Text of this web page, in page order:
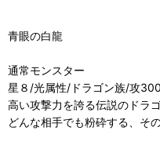
青眼の白龍
通常モンスター
星８/光属性/ドラゴン族/攻
高い攻撃力を誇る伝説のドラゴ
どんな相手でも粉砕する、そ